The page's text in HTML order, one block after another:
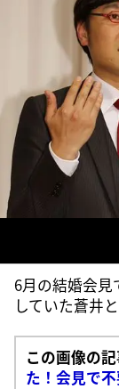
6月の結婚会見
していた蒼井と
この画像の
た！会見で